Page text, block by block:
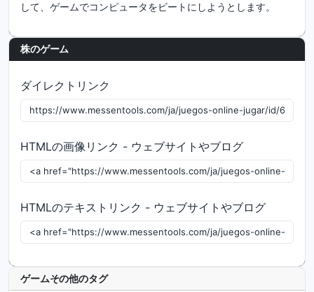
して、ゲームでコンピュータをビートにしようとします。
株のゲーム
ダイレクトリンク
HTMLの画像リンク - ウェブサイトやブログ
HTMLのテキストリンク - ウェブサイトやブログ
ゲームその他のタグ